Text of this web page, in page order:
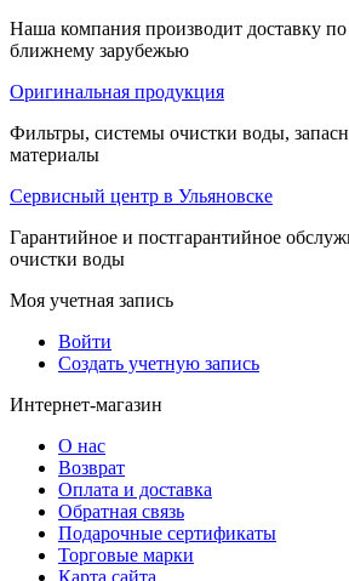
Наша компания производит доставку
ближнему зарубежью
Оригинальная продукция
Фильтры, системы очистки воды,
материалы
Сервисный центр в Ульяновске
Гарантийное и постгарантийное
очистки воды
Моя учетная запись
Войти
Создать учетную запись
Интернет-магазин
О нас
Возврат
Оплата и доставка
Обратная связь
Подарочные сертификаты
Торговые марки